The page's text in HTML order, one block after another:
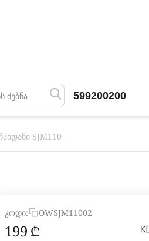
599200200
SJM110
კოდი: OWSJM11002
‍199‍ ₾